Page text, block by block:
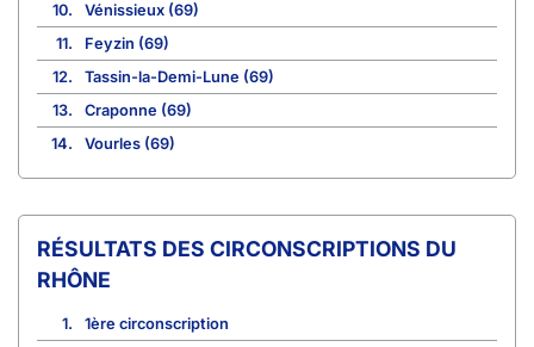
10.
Vénissieux (69)
11.
Feyzin (69)
12.
Tassin-la-Demi-Lune (69)
13.
Craponne (69)
14.
Vourles (69)
CIRCONSCRIPTIONS DU
RHÔNE
1.
1ère circonscription